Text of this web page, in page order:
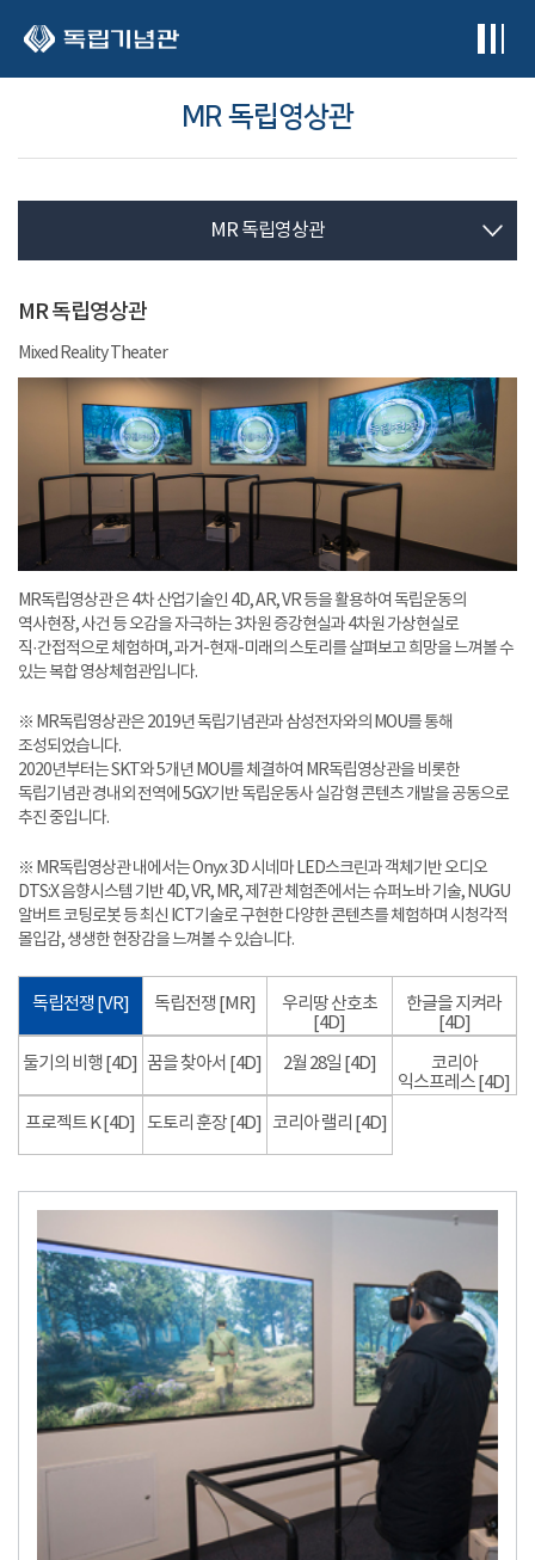
MR 독립영상관
MR 독립영상관
MR 독립영상관
Mixed Reality Theater
MR독립영상관 은 4차 산업기술인 4D, AR, VR 등을 활용하여 독립운동의
역사현장, 사건 등 오감을 자극하는 3차원 증강현실과 4차원 가상현실로
직·간접적으로 체험하며, 과거-현재-미래의 스토리를 살펴보고 희망을 느껴볼 수
있는 복합 영상체험관입니다.
※ MR독립영상관은 2019년 독립기념관과 삼성전자와의 MOU를 통해
조성되었습니다.
2020년부터는 SKT와 5개년 MOU를 체결하여 MR독립영상관을 비롯한
독립기념관 경내외 전역에 5GX기반 독립운동사 실감형 콘텐츠 개발을 공동으로
추진 중입니다.
※ MR독립영상관 내에서는 Onyx 3D 시네마 LED스크린과 객체기반 오디오
DTS:X 음향시스템 기반 4D, VR, MR, 제7관 체험존에서는 슈퍼노바 기술, NUGU
알버트 코팅로봇 등 최신 ICT기술로 구현한 다양한 콘텐츠를 체험하며 시청각적
몰입감, 생생한 현장감을 느껴볼 수 있습니다.
독립전쟁 [VR] 독립전쟁 [MR]
우리땅 산호초
[4D]
한글을 지켜라
[4D]
둘기의 비행 [4D]
꿈을 찾아서 [4D] 2월 28일 [4D]
코리아
익스프레스 [4D]
프로젝트 K [4D]
도토리 훈장 [4D] 코리아 랠리 [4D]